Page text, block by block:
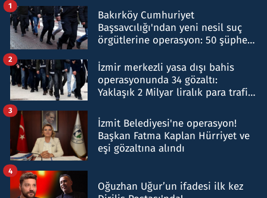
Bakırköy Cumhuriyet
Başsavcılığı'ndan yeni nesil suç
örgütlerine operasyon: 50 şüpheli
1
İzmir merkezli yasa dışı bahis
operasyonunda 34 gözaltı:
Yaklaşık 2 Milyar liralık para trafiği
2
İzmit Belediyesi'ne operasyon!
Başkan Fatma Kaplan Hürriyet ve
eşi gözaltına alındı
3
Oğuzhan Uğur’un ifadesi ilk kez
4